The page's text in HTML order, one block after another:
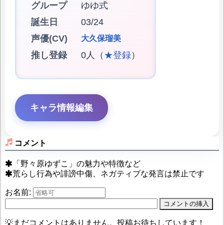
グループ
ゆゆ式
誕生日
03/24
声優(CV)
大久保瑠美
推し登録 0人（ ★登録）
キャラ情報編集
コメント
「野々原ゆずこ」の魅力や特徴など
荒らし行為や誹謗中傷、ネガティブな発言は禁止です
お名前:
💡まだコメントはありません。投稿お待ちしています！